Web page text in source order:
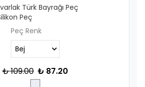
Türk Bayrağı Peç
Peç
Peç Renk
₺ 109.00 ₺ 87.20